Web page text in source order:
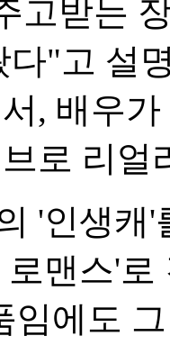
고받는
다"고 설
, 배우
로 리얼
'인생캐
맨스'
임에도